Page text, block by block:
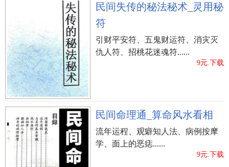
民间失传的秘法秘术_灵用秘
符
引财平安符、五鬼财运符、消灾灭
仇人符、招桃花迷魂符......
9元.下载
民间命理通_算命风水看相
流年运程、观癖知人法、病例按摩
学、面上的恶痣......
9元.下载